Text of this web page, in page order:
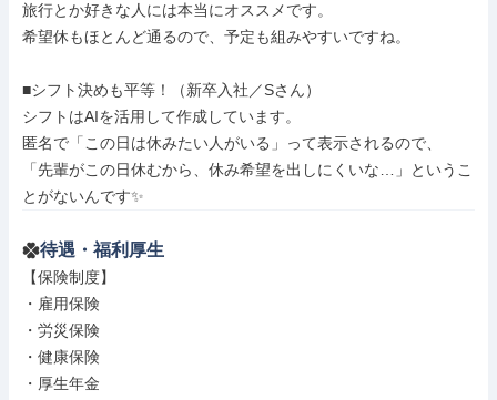
旅行とか好きな人には本当にオススメです。
希望休もほとんど通るので、予定も組みやすいですね。
■シフト決めも平等！（新卒入社／Sさん）
シフトはAIを活用して作成しています。
匿名で「この日は休みたい人がいる」って表示されるので、
「先輩がこの日休むから、休み希望を出しにくいな…」というこ
とがないんです✨
待遇・福利厚生
【保険制度】
・雇用保険
・労災保険
・健康保険
・厚生年金